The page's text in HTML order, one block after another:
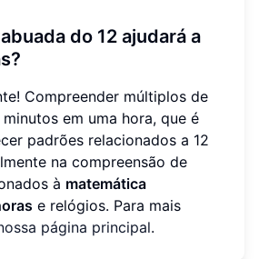
do 12 ajudará a
Compreender múltiplos de
em uma hora, que é
padrões relacionados a 12
na compreensão de
à matemática
e relógios. Para mais
página principal.